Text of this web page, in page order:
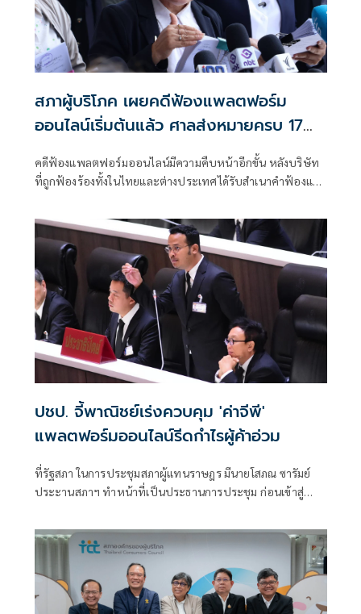
สภาผู้บริโภค เผยคดีฟ้องแพลตฟอร์ม
ออนไลน์เริ่มต้นแล้ว ศาลส่งหมายครบ 17
คดีฟ้องแพลตฟอร์มออนไลน์มีความคืบหน้าอีกขั้น หลังบริษัท
ที่ถูกฟ้องร้องทั้งในไทยและต่างประเทศได้รับสำเนาคำฟ้องและ
เป็นจุดเริ่มต้นของกระบวนการพิจารณาคดีอย่างเป็นทางการ
ปชป. จี้พาณิชย์เร่งควบคุม 'ค่าจีพี'
แพลตฟอร์มออนไลน์รีดกำไรผู้ค้าอ่วม
ที่รัฐสภา ในการประชุมสภาผู้แทนราษฎร มีนายโสภณ ซารัมย์
ประะานสภาฯ ทำหน้าที่เป็นประธานการประชุม ก่อนเข้าสู่
นุ่มแก้ว สส.สงขลา พรรคประชาธิปัตย์ หารือถึงทิศทางและ
มาตรการของรัฐในกรเข้าไปกำหนดค่า จีพี หรือค่าทำเนียม ใน
แพลตฟอร์มออนไลน์ต่างๆ